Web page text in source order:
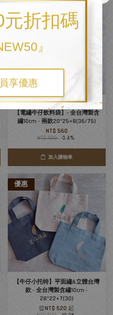
折扣碼
』
享優惠
【台灣經緯度徽章款】-深藍牛仔
【電繡牛仔飲料袋】- 全台灣製含
繡10cm - 兩款20*25+8(36/75)
NT$ 560
NT$ 580 -3.4%
加入購物車
優惠
【牛仔小托特】平面繡&立體台灣
款 - 全台灣製含繡10cm -
28*22+7(30)
從NT$ 520 起